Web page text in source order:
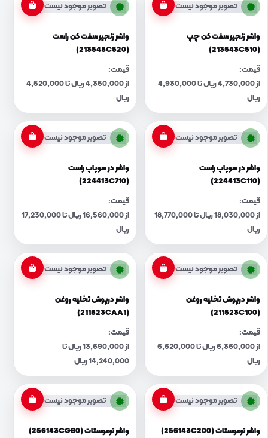
تصویر موجود نیست
واشر زنجیر سفت کن چپ
(213543C510)
قیمت:
از 4,730,000 ریال تا 4,930,000
ریال
تصویر موجود نیست
واشر زنجیر سفت کن راست
(213543C520)
قیمت:
از 4,350,000 ریال تا 4,520,000
ریال
تصویر موجود نیست
واشر در سوپاپ راست
(224413C110)
قیمت:
از 18,030,000 ریال تا 18,770,000
ریال
تصویر موجود نیست
واشر در سوپاپ راست
(224413C710)
قیمت:
از 16,560,000 ریال تا 17,230,000
ریال
تصویر موجود نیست
واشر درپوش تخلیه روغن
(211523C100)
قیمت:
از 6,360,000 ریال تا 6,620,000
ریال
تصویر موجود نیست
واشر درپوش تخلیه روغن
(211523CAA1)
قیمت:
از 13,690,000 ریال تا
14,240,000 ریال
تصویر موجود نیست
واشر ترموستات (256143C200)
تصویر موجود نیست
واشر ترموستات (256143CGB0)